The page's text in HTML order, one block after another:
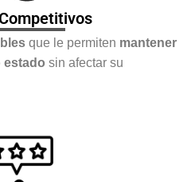
que le permiten mantener
estado sin afectar su